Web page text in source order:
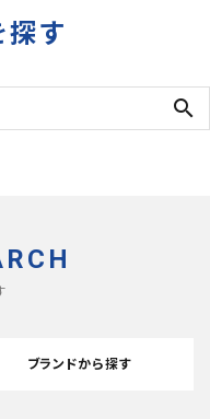
す
search
ブランドから探す